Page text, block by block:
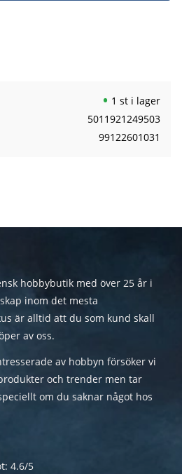
1 st i lager
5011921249503
99122601031
hobbybutik med över 25 år i
inom det mesta
är alltid att du som kund skall
av oss.
av hobbyn försöker vi
och trender men tar
om du saknar något hos
4.6/5